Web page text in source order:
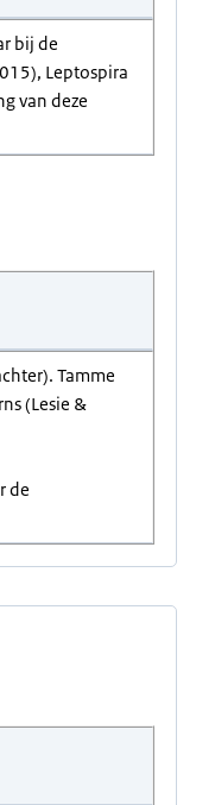
bij de
Leptospira
van deze
Tamme
(Lesie &
de